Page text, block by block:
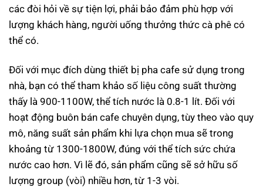
các đòi hỏi về sự tiện lợi, phải bảo đảm phù hợp với
lượng khách hàng, người uống thưởng thức cà phê có
thể có.
Đối với mục đích dùng thiết bị pha cafe sử dụng trong
nhà, bạn có thể tham khảo số liệu công suất thường
thấy là 900-1100W, thể tích nước là 0.8-1 lít. Đối với
hoạt động buôn bán cafe chuyên dụng, tùy theo vào quy
mô, năng suất sản phẩm khi lựa chọn mua sẽ trong
khoảng từ 1300-1800W, đúng với thể tích sức chứa
nước cao hơn. Vì lẽ đó, sản phẩm cũng sẽ sở hữu số
lượng group (vòi) nhiều hơn, từ 1-3 vòi.